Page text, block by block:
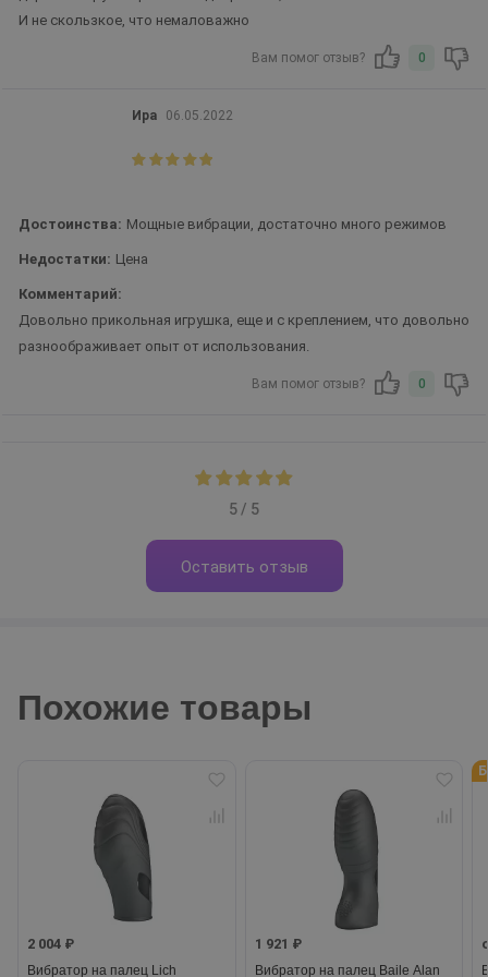
И не скользкое, что немаловажно
Вам помог отзыв? 0
Ира 06.05.2022
Достоинства: Мощные вибрации, достаточно много режимов
Недостатки: Цена
Комментарий:
Довольно прикольная игрушка, еще и с креплением, что довольно
разноображивает опыт от использования.
Вам помог отзыв? 0
5 / 5
Оставить отзыв
Похожие товары
2 004 ₽
Вибратор на палец Lich
1 921 ₽
Вибратор на палец Baile Alan